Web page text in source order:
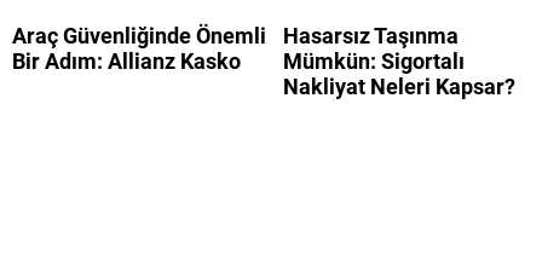
Araç Güvenliğinde Önemli
Bir Adım: Allianz Kasko
Hasarsız Taşınma
Mümkün: Sigortalı
Nakliyat Neleri Kapsar?